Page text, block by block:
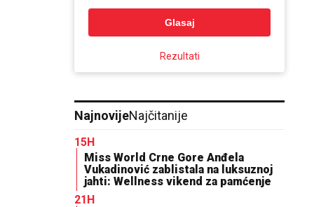
Glasaj
Rezultati
NajnovijeNajčitanije
15H
Miss World Crne Gore Anđela
Vukadinović zablistala na luksuznoj
jahti: Wellness vikend za pamćenje
21H